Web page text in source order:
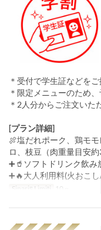
＊受付で学生証などをご
＊限定メニューのため
＊2人分からご注文いた
[プラン詳細]
🍖塩だれポーク、鶏モ
ロ、枝豆（肉重量目安約
➕🥤ソフトドリンク飲み
➕🔥大人利用料(火おこ
Sipariş Limiti 10 ~
◢◤◢◤◢◤◢◤◢◤